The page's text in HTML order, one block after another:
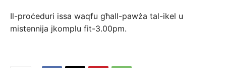
Il-proċeduri issa waqfu għall-pawża tal-ikel u
mistennija jkomplu fit-3.00pm.